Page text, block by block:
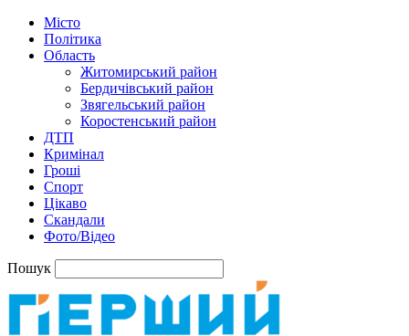
Місто
Політика
Область
Житомирський район
Бердичівський район
Звягельський район
Коростенський район
ДТП
Кримінал
Гроші
Спорт
Цікаво
Скандали
Фото/Відео
Пошук